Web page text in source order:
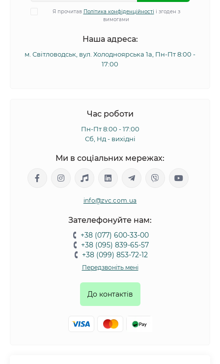
Я прочитав Політика конфіденційності і згоден з
вимогами
Наша адреса:
м. Світловодськ, вул. Холодноярська 1а, Пн-Пт 8:00 -
17:00
Час роботи
Пн-Пт 8:00 - 17:00
Сб, Нд - вихідні
Ми в соціальних мережах:
info@zvc.com.ua
Зателефонуйте нам:
+38 (077) 600-33-00
+38 (095) 839-65-57
+38 (099) 853-72-12
Передзвоніть мені
До контактів